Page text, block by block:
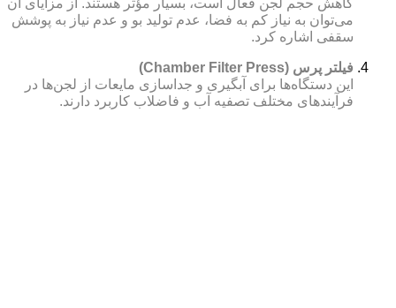
کاهش حجم لجن فعال است، بسیار مؤثر هستند. از مزایای آن
می‌توان به نیاز کم به فضا، عدم تولید بو و عدم نیاز به پوشش
سقفی اشاره کرد.
فیلتر پرس (Chamber Filter Press)
این دستگاه‌ها برای آبگیری و جداسازی مایعات از لجن‌ها در
فرآیندهای مختلف تصفیه آب و فاضلاب کاربرد دارند.